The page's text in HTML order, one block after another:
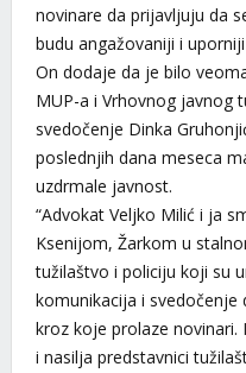
novinare da prijavljuju da
budu angažovaniji i
On dodaje da je bilo
MUP-a i Vrhovnog javnog
svedočenje Dinka
poslednjih dana meseca
uzdrmale javnost.
“Advokat Veljko Milić i ja
Ksenijom, Žarkom u
tužilaštvo i policiju koji su
komunikacija i
kroz koje prolaze novinari.
i nasilja predstavnici